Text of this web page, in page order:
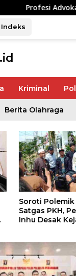
Diduga
Indeks
Kriminal
Berita Olahraga
Peduli
Saat
Korban
YBM